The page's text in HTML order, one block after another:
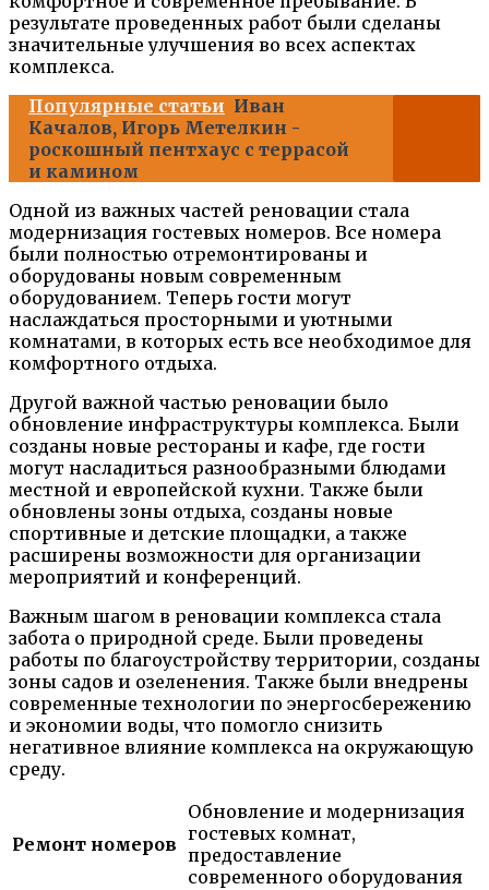
результате проведенных работ были сделаны
значительные улучшения во всех аспектах
комплекса.
Популярные статьи Иван
Качалов, Игорь Метелкин -
роскошный пентхаус с террасой
и камином
Одной из важных частей реновации стала
модернизация гостевых номеров. Все номера
были полностью отремонтированы и
оборудованы новым современным
оборудованием. Теперь гости могут
наслаждаться просторными и уютными
комнатами, в которых есть все необходимое для
комфортного отдыха.
Другой важной частью реновации было
обновление инфраструктуры комплекса. Были
созданы новые рестораны и кафе, где гости
могут насладиться разнообразными блюдами
местной и европейской кухни. Также были
обновлены зоны отдыха, созданы новые
спортивные и детские площадки, а также
расширены возможности для организации
мероприятий и конференций.
Важным шагом в реновации комплекса стала
забота о природной среде. Были проведены
работы по благоустройству территории, созданы
зоны садов и озеленения. Также были внедрены
современные технологии по энергосбережению
и экономии воды, что помогло снизить
негативное влияние комплекса на окружающую
среду.
Ремонт номеров
Обновление и модернизация
гостевых комнат,
предоставление
современного оборудования